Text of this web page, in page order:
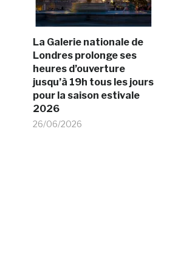
La Galerie nationale de
Londres prolonge ses
heures d’ouverture
jusqu’à 19h tous les jours
pour la saison estivale
2026
26/06/2026